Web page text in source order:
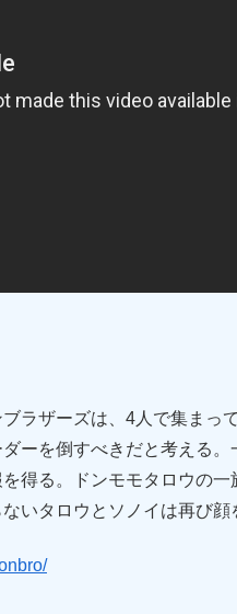
ラザーズは、4人で集まっ
ーを倒すべきだと考える
得る。ドンモモタロウの
いタロウとソノイは再び